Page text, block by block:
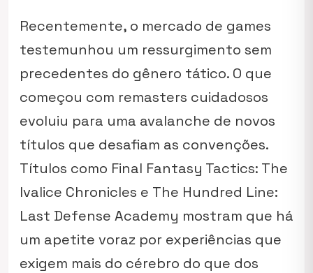
Recentemente, o mercado de games
testemunhou um ressurgimento sem
precedentes do gênero tático. O que
começou com remasters cuidadosos
evoluiu para uma avalanche de novos
títulos que desafiam as convenções.
Títulos como Final Fantasy Tactics: The
Ivalice Chronicles e The Hundred Line:
Last Defense Academy mostram que há
um apetite voraz por experiências que
exigem mais do cérebro do que dos